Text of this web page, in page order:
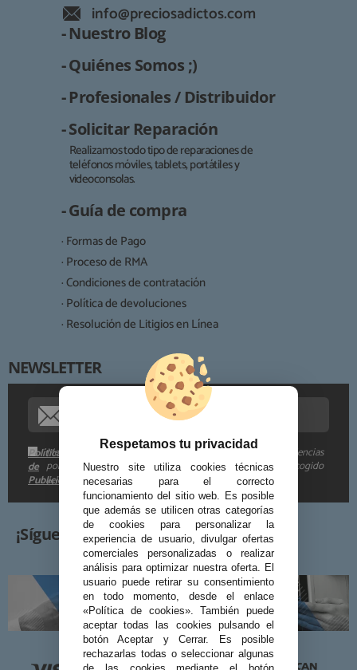
info@preciosadictos.com
- Nuestro Blog
- Quiénes Somos ;)
- Profesionales / Distribuidor
- Solicitar Reparación
Realizamos todo tipo de reparaciones de
teléfonos móviles, tablets, portátiles y
videoconsolas.
- Guía de compra
· Formas de Pago
· Proceso de RMA
· Condiciones de contratación
· Política de devoluciones
· Resolución de Litigios en Línea
NEWSLETTER
Me gustaría recibir descuentos exclusivos, novedades y tendencias
por e-mail. Puedo darme de baja cuando quiera según lo recogido
en la
Política
de
Publicidad
Responsable:
Finalidad:
Destinatarios:
Derechos:
Procedencia de los datos:
Información adicional:
¡Síguenos!
Respetamos tu privacidad
Nuestro site utiliza cookies técnicas
necesarias para el correcto
funcionamiento del sitio web. Es posible
que además se utilicen otras categorías
de cookies para personalizar la
experiencia de usuario, divulgar ofertas
comerciales personalizadas o realizar
análisis para optimizar nuestra oferta. El
usuario puede retirar su consentimiento
en todo momento, desde el enlace
«Política de cookies». También puede
aceptar todas las cookies pulsando el
botón Aceptar y Cerrar. Es posible
rechazarlas todas o seleccionar algunas